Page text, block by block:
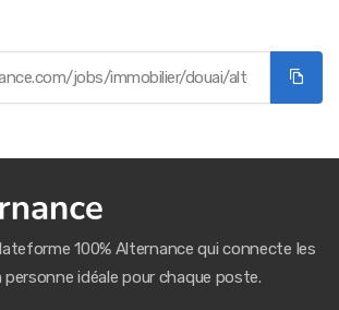
100% Alternance qui connecte les
idéale pour chaque poste.